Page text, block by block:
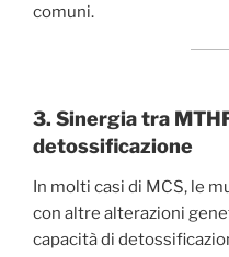
comuni.
3. Sinergia tra
detossificazione
In molti casi di MCS, le
con altre alterazioni
capacità di